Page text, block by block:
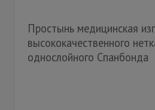
Простынь медицинская
высококачественного
однослойного Спанбонда